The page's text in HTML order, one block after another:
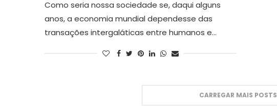
Como seria nossa sociedade se, daqui alguns
anos, a economia mundial dependesse das
transações intergaláticas entre humanos e…
CARREGAR MAIS POSTS